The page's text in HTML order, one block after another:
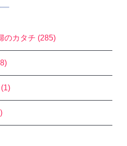
のカタチ (285)